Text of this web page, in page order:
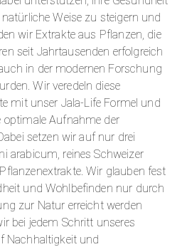
Weise zu steigern und
wir Extrakte aus Pflanzen, die
seit Jahrtausenden erfolgreich
in der modernen Forschung
Wir veredeln diese
mit unser Jala-Life Formel und
optimale Aufnahme der
setzen wir auf nur drei
arabicum, reines Schweizer
Wir glauben fest
und Wohlbefinden nur durch
zur Natur erreicht werden
bei jedem Schritt unseres
Nachhaltigkeit und